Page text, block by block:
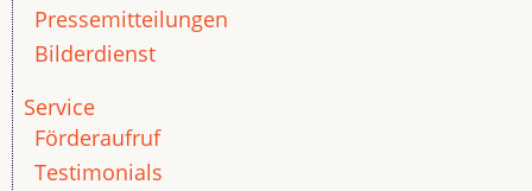
Pressemitteilungen
Bilderdienst
Service
Förderaufruf
Testimonials